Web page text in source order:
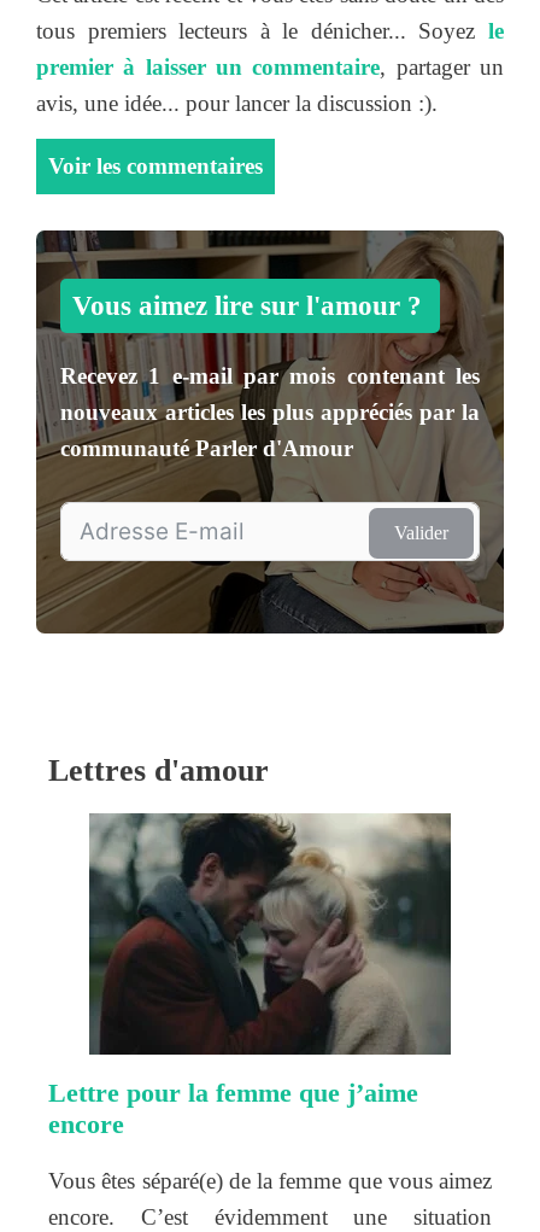
tous premiers lecteurs à le dénicher... Soyez le
premier à laisser un commentaire, partager un
avis, une idée... pour lancer la discussion :).
Voir les commentaires
Vous aimez lire sur l'amour ?
Recevez1 e-mail par mois contenant les
nouveaux articles les plus appréciés par la
communautéParler d'Amour
Valider
Lettres d'amour
Lettre pour la femme que j’aime
encore
Vous êtes séparé(e) de la femme que vous aimez
encore. C’est évidemment une situation